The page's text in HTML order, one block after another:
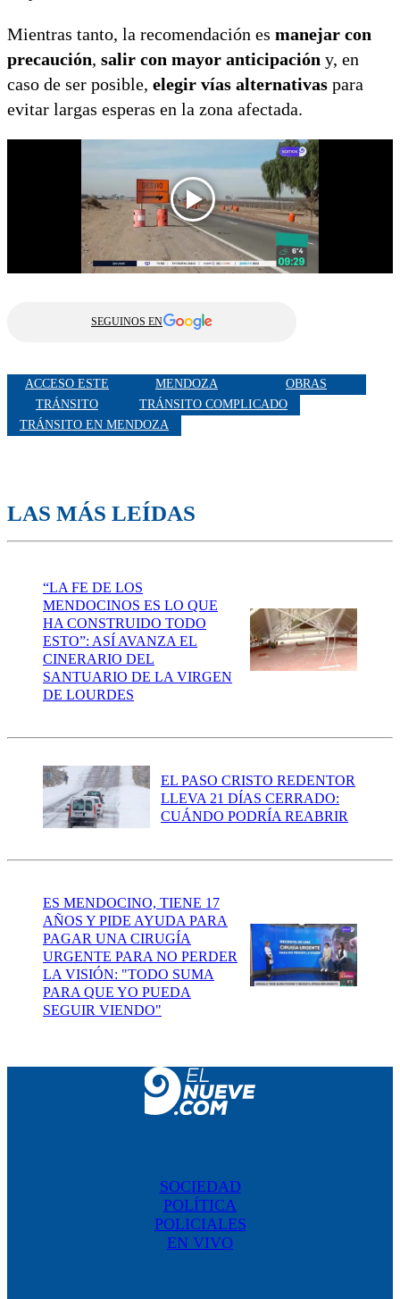
Mientras tanto, la recomendación es manejar con
precaución, salir con mayor anticipación y, en
caso de ser posible, elegir vías alternativas para
evitar largas esperas en la zona afectada.
SEGUINOS EN
ACCESO ESTE MENDOZA
OBRAS
TRÁNSITO
TRÁNSITO COMPLICADO
TRÁNSITO EN MENDOZA
LAS MÁS LEÍDAS
“LA FE DE LOS
MENDOCINOS ES LO QUE
HA CONSTRUIDO TODO
ESTO”: ASÍ AVANZA EL
CINERARIO DEL
SANTUARIO DE LA VIRGEN
DE LOURDES
EL PASO CRISTO REDENTOR
LLEVA 21 DÍAS CERRADO:
CUÁNDO PODRÍA REABRIR
ES MENDOCINO, TIENE 17
AÑOS Y PIDE AYUDA PARA
PAGAR UNA CIRUGÍA
URGENTE PARA NO PERDER
LA VISIÓN: "TODO SUMA
PARA QUE YO PUEDA
SEGUIR VIENDO"
SOCIEDAD
POLÍTICA
POLICIALES
EN VIVO